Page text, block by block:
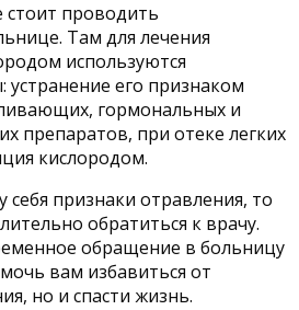
проводить
Там для лечения
используются
его признаком
гормональных и
препаратов, при отеке легких
кислородом.
себя признаки отравления, то
обратиться к врачу.
обращение в больницу
вам избавиться от
но и спасти жизнь.